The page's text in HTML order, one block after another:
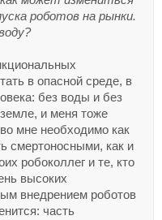
роботов на рынки.
в опасной среде, в
без воды и без
и меня тоже
мне необходимо как
смертоносными, как и
робоколлег и те, кто
высоких
внедрением роботов
часть